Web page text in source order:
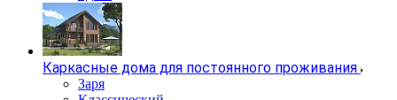
Каркасные дома для постоянного проживания
Заря